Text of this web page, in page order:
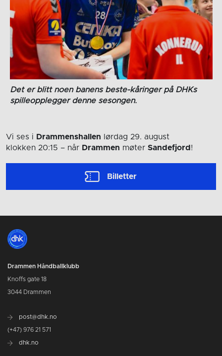
Det er blitt noen banens beste-kåringer på DHKs
spilleopplegger denne sesongen.
Vi ses i Drammenshallen lørdag 29. august
klokken 20:15 – når Drammen møter Sandefjord !
Billetter
Drammen Håndballklubb
Knoffs gate 18
3044 Drammen
post@dhk.no
(+47) 976 21 571
dhk.no